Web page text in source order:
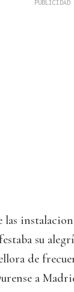
las
su
de
a